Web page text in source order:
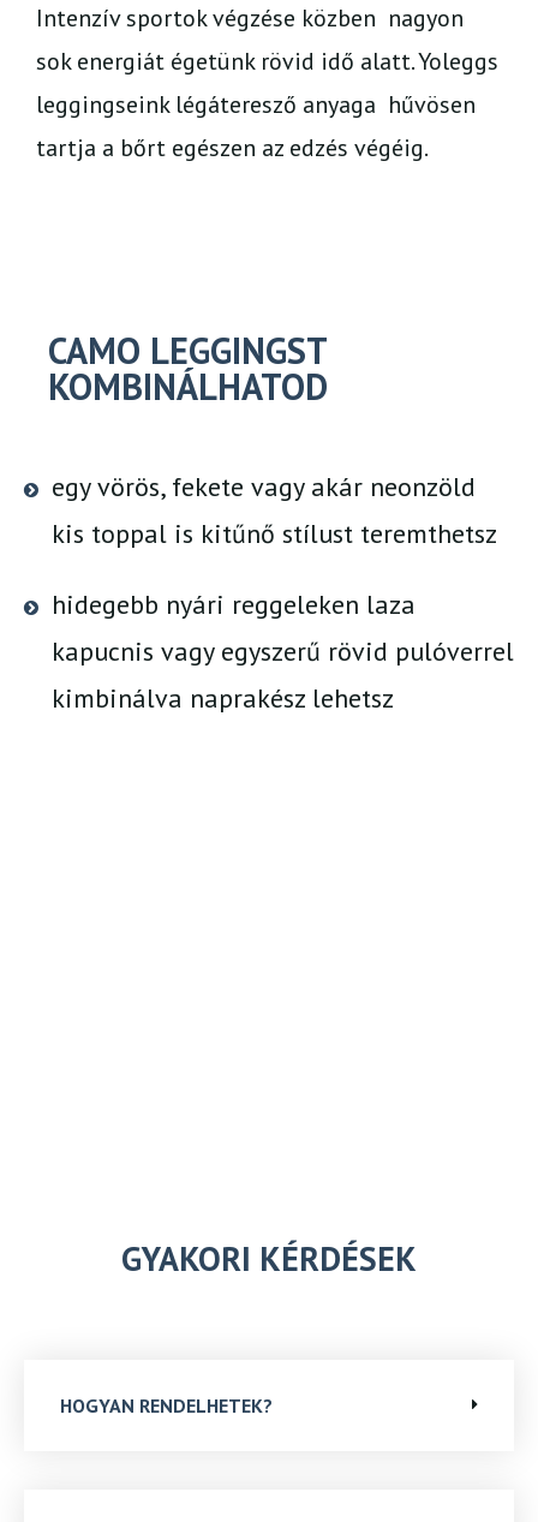
Intenzív sportok végzése közben nagyon
sok energiát égetünk rövid idő alatt. Yoleggs
leggingseink légáteresző anyaga hűvösen
tartja a bőrt egészen az edzés végéig.
CAMO LEGGINGST
KOMBINÁLHATOD
egy vörös, fekete vagy akár neonzöld
kis toppal is kitűnő stílust teremthetsz
hidegebb nyári reggeleken laza
kapucnis vagy egyszerű rövid pulóverrel
kimbinálva naprakész lehetsz
GYAKORI KÉRDÉSEK
HOGYAN RENDELHETEK?